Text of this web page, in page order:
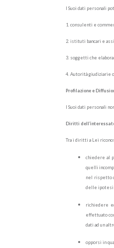
I Suoi dati personali
1. consulenti e
2. istituti bancari e
3. soggetti che
4. Autorità giudiziarie
Profilazione e
I Suoi dati personali
Diritti
Tra i diritti a Lei
chiedere al
quelli
nel rispetto
delle ipotesi
richiedere
effettuato
dati ad un
opporsi in